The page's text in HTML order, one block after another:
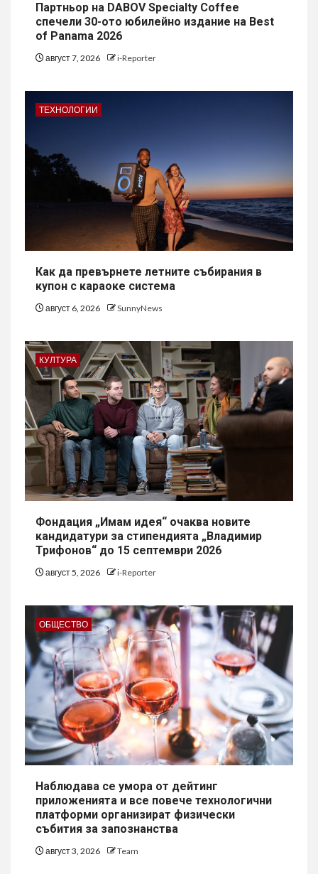
Партньор на DABOV Specialty Coffee
спечели 30-ото юбилейно издание на Best
of Panama 2026
август 7, 2026 i-Reporter
ТЕХНОЛОГИИ
Как да превърнете летните събирания в
купон с караоке система
август 6, 2026 SunnyNews
КУЛТУРА
Фондация „Имам идея“ очаква новите
кандидатури за стипендията „Владимир
Трифонов“ до 15 септември 2026
август 5, 2026 i-Reporter
ОБЩЕСТВО
Наблюдава се умора от дейтинг
приложенията и все повече технологични
платформи организират физически
събития за запознанства
август 3, 2026 Team